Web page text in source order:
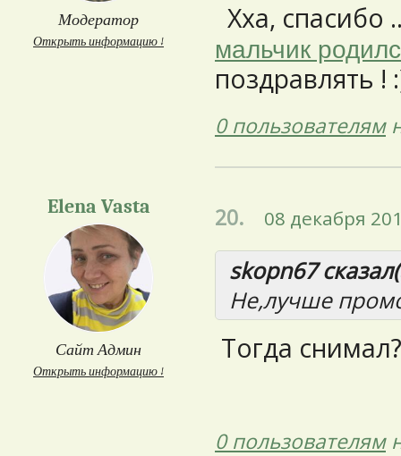
Модератор
Открыть информацию ↓
Хха, спасибо
мальчик
поздравлять !
0 пользователям
Elena Vasta
Сайт Админ
Открыть информацию ↓
20. 08 декабря
skopn67
Не,лучше
Тогда снимал?
0 пользователям